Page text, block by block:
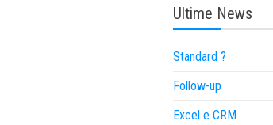
Ultime News
Standard ?
Follow-up
Excel e CRM